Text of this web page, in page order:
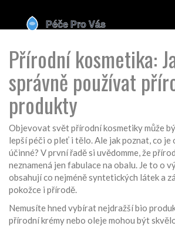
Přírodní kosmetika:
správně používat
produkty
Objevovat svět přírodní kosmetiky může
lepší péči o pleť i tělo. Ale jak poznat, co je
účinné? V první řadě si uvědomme, že
neznamená jen fabulace na obalu. Je to o
obsahují co nejméně syntetických látek a
pokožce i přírodě.
Nemusíte hned vybírat nejdražší bio
přírodní krémy nebo oleje mohou být